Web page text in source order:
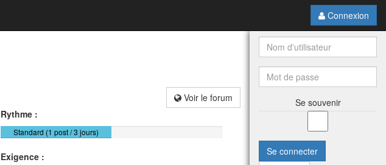
Connexion
Voir le forum
Rythme :
Standard (1 post / 3 jours)
Exigence :
Se souvenir
Se connecter